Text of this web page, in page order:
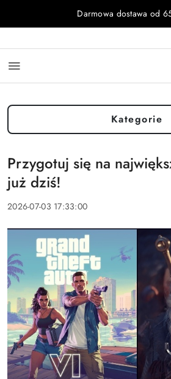
Przejdź do treści głównej
Przejdź do wyszukiwarki
Przejdź do moje konto
Przejdź do menu głównego
Przejdź do stopkiDarmowa dostawa od
Kategorie
Przygotuj się na
już dziś!
2026-07-03 17:33:00